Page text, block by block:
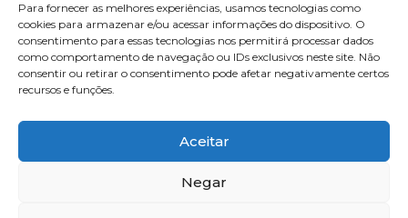
Para fornecer as melhores experiências, usamos tecnologias como
cookies para armazenar e/ou acessar informações do dispositivo. O
consentimento para essas tecnologias nos permitirá processar dados
como comportamento de navegação ou IDs exclusivos neste site. Não
consentir ou retirar o consentimento pode afetar negativamente certos
recursos e funções.
Aceitar
Negar
Diretoria
FOTOS
Webmail
Artigos
Escritores do Sistema